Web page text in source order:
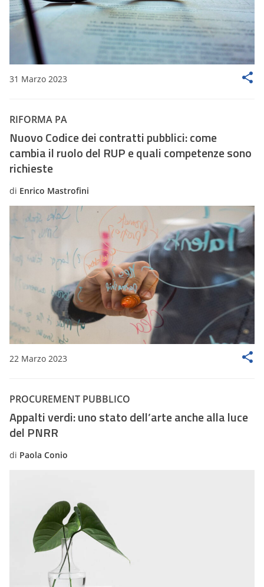
31 Marzo 2023
RIFORMA PA
Nuovo Codice dei contratti pubblici: come
cambia il ruolo del RUP e quali competenze sono
richieste
di Enrico Mastrofini
22 Marzo 2023
PROCUREMENT PUBBLICO
Appalti verdi: uno stato dell’arte anche alla luce
del PNRR
di Paola Conio